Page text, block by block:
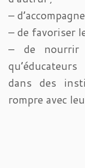
–
– de favoriser
– de nourrir
dans des
rompre avec